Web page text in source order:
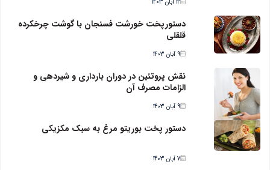
12 آبان 1403
دستورپخت خورشت فسنجان با گوشت چرخکرده
قلقلی
9 آبان 1403
نقش پروتئین در دوران بارداری و شیردهی و
الزامات مصرف آن
9 آبان 1403
دستور پخت بوریتو مرغ به سبک مکزیکی
7 آبان 1403